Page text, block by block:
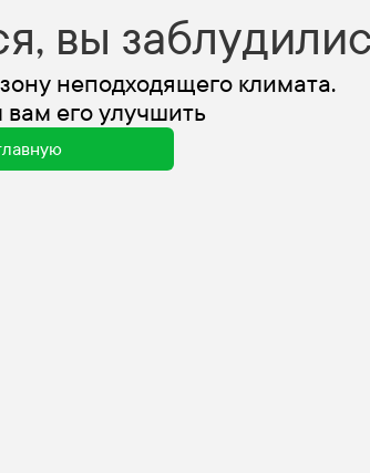
вы
неподходящего климата.
его улучшить